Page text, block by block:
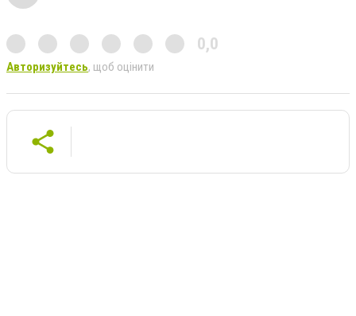
0,0
Авторизуйтесь, щоб оцінити